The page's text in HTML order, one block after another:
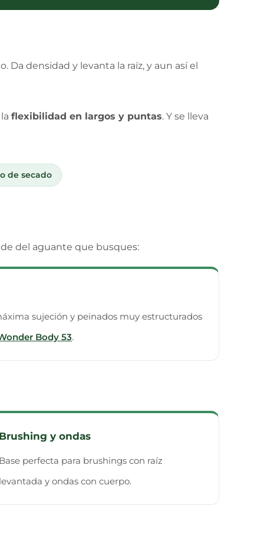
Da densidad y levanta la raíz, y aun así el
flexibilidad en largos y puntas. Y se lleva
de secado
del aguante que busques:
sujeción y peinados muy estructurados
Body 53.
y ondas
perfecta para brushings con raíz
y ondas con cuerpo.